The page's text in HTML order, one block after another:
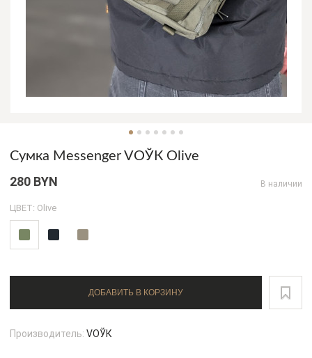
Сумка Messenger VOЎК Olive
280 BYN В наличии
ЦВЕТ: Olive
ДОБАВИТЬ В КОРЗИНУ
Производитель: VOЎК